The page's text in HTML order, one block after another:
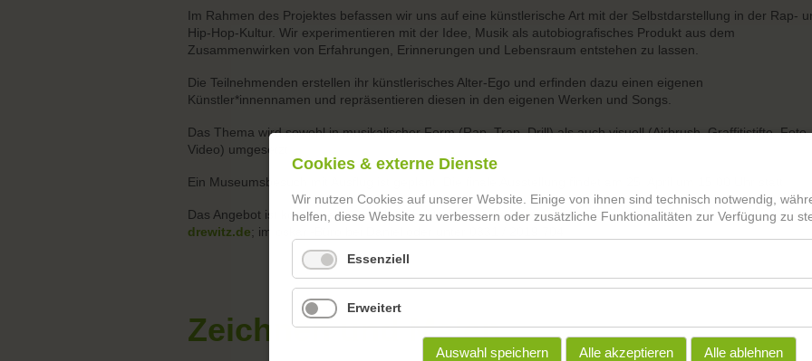
Im Rahmen des Projektes befassen wir uns auf eine künstlerische Art mit der Selbstdarstellung in der Rap-
Hip-Hop-Kultur. Wir experimentieren mit der Idee, Musik als autobiografisches Produkt aus dem
Zusammenwirken von Erfahrungen, Erinnerungen und Lebensraum entstehen zu lassen.
Die Teilnehmenden erstellen ihr künstlerisches Alter-Ego und erfinden dazu einen eigenen
Künstler*innennamen und repräsentieren diesen in den eigenen Werken und Songs.
Das Thema wird sowohl in musikalischer Form (Rap, Trap, Drill) als auch visuell (Airbrush, Graffitistifte, Foto,
Video) umgesetzt.
Ein Museumsbesuch mit Ausflug ist geplant. Die finale Ausstellung findet am 25. April um 15:00 Uhr statt.
Das Angebot ist kostenfrei! Anmeldung bei Valentina:ferraresev@mailfence.com;info@oskar-
drewitz.de; im oskar.-Büro bei Daniel oder unter 0331 / 2019 704
Zeichnen und Malen
Cookies & externe Dienste
Wir nutzen Cookies auf unserer Website. Einige von ihnen sind technisch notwendig,
helfen, diese Website zu verbessern oder zusätzliche Funktionalitäten zur Verfügung zu
Essenziell
Erweitert
Auswahl speichern Alle akzeptieren Alle ablehnen